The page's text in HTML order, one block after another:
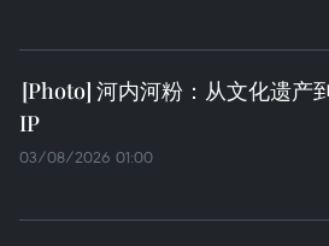
河内河粉：从文化遗产
IP
03/08/2026 01:00